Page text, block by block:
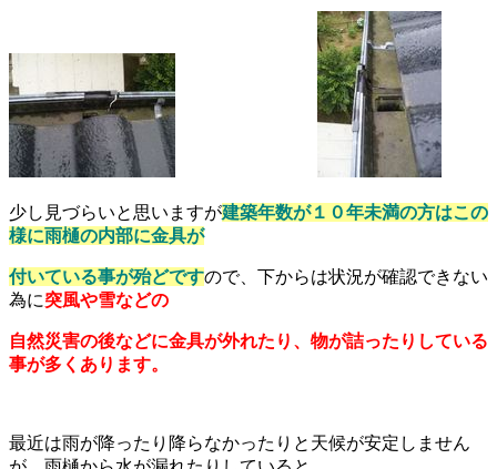
少し見づらいと思いますが建築年数が１０年未満の方はこの
様に雨樋の内部に金具が
付いている事が殆どですので、下からは状況が確認できない
為に突風や雪などの
自然災害の後などに金具が外れたり、物が詰ったりしている
事が多くあります。
最近は雨が降ったり降らなかったりと天候が安定しません